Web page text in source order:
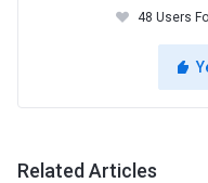
48 Users
Related Articles